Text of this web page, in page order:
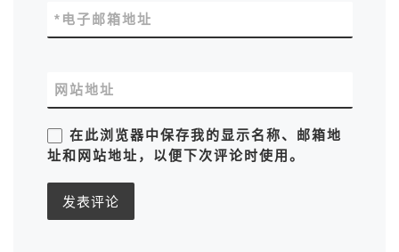
电子邮箱地址
*
网站地址
在此浏览器中保存我的显示名称、邮箱地
址和网站地址，以便下次评论时使用。